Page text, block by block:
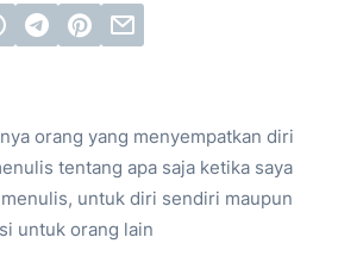
orang yang menyempatkan diri
tentang apa saja ketika saya
untuk diri sendiri maupun
untuk orang lain